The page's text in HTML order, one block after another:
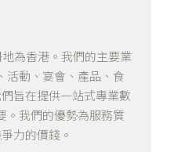
為香港。我們的主要業
活動、宴會、產品、食
旨在提供一站式專業數
。我們的優勢為服務質
力的價錢。